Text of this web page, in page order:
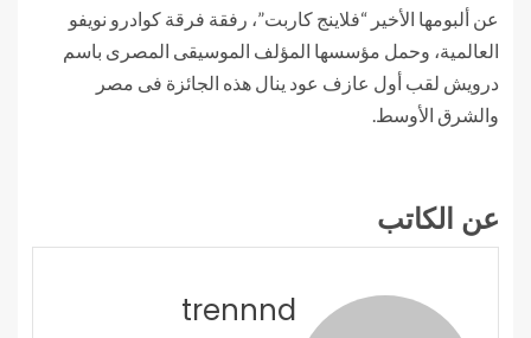
عن ألبومها الأخير “فلاينج كاربت”، رفقة فرقة كوادرو نويفو
العالمية، وحمل مؤسسها المؤلف الموسيقى المصرى باسم
درويش لقب أول عازف عود ينال هذه الجائزة فى مصر
والشرق الأوسط.
عن الكاتب
trennnd